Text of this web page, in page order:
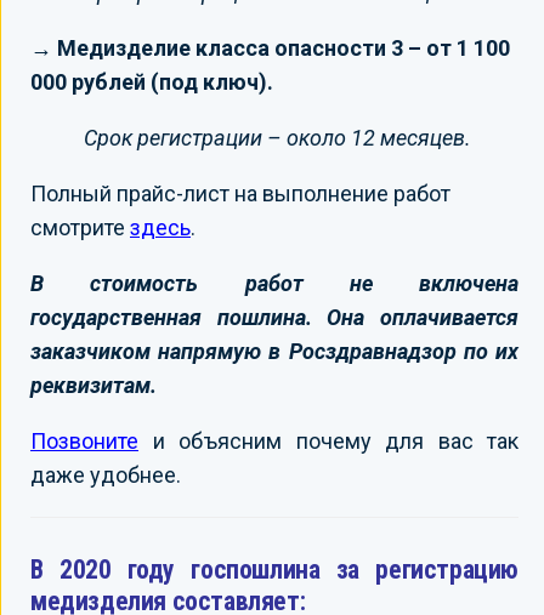
→ Медизделие класса опасности 3 – от 1 100
000 рублей (под ключ).
Срок регистрации – около 12 месяцев.
Полный прайс-лист на выполнение работ
смотрите здесь.
В стоимость работ не включена
государственная пошлина. Она оплачивается
заказчиком напрямую в Росздравнадзор по их
реквизитам.
Позвоните и объясним почему для вас так
даже удобнее.
В 2020 году госпошлина за регистрацию
медизделия составляет: